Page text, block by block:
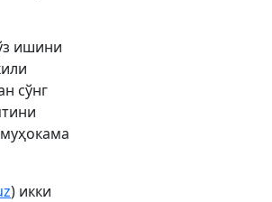
ишини
сўнг
) икки